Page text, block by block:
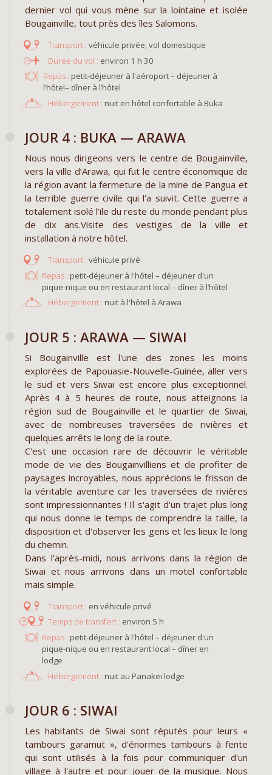
dernier vol qui vous mène sur la lointaine et isolée
Bougainville, tout près des îles Salomons.
véhicule privée, vol domestique
environ 1 h 30
Repas : petit-déjeuner à l'aéroport – déjeuner à
l’hôtel– dîner à l’hôtel
Hébergement : nuit en hôtel confortable à Buka
JOUR 4 : BUKA — ARAWA
Nous nous dirigeons vers le centre de Bougainville,
vers la ville d’Arawa, qui fut le centre économique de
la région avant la fermeture de la mine de Pangua et
la terrible guerre civile qui l’a suivit. Cette guerre a
totalement isolé l’ile du reste du monde pendant plus
de dix ans.Visite des vestiges de la ville et
installation à notre hôtel.
véhicule privé
Repas : petit-déjeuner à l'hôtel – déjeuner d'un
pique-nique ou en restaurant local – dîner à l’hôtel
Hébergement : nuit à l'hôtel à Arawa
​JOUR 5 : ARAWA — SIWAI
Si Bougainville est l'une des zones les moins
explorées de Papouasie-Nouvelle-Guinée, aller vers
le sud et vers Siwai est encore plus exceptionnel.
Après 4 à 5 heures de route, nous atteignons la
région sud de Bougainville et le quartier de Siwai,
avec de nombreuses traversées de rivières et
quelques arrêts le long de la route.
C'est une occasion rare de découvrir le véritable
mode de vie des Bougainvilliens et de profiter de
paysages incroyables, nous apprécions le frisson de
la véritable aventure car les traversées de rivières
sont impressionnantes ! Il s'agit d'un trajet plus long
qui nous donne le temps de comprendre la taille, la
disposition et d'observer les gens et les lieux le long
du chemin.
Dans l'après-midi, nous arrivons dans la région de
Siwai et nous arrivons dans un motel confortable
mais simple.
en véhicule privé
environ 5 h
Repas : petit-déjeuner à l'hôtel – déjeuner d'un
pique-nique ou en restaurant local – dîner en
lodge
Hébergement : nuit au Panakei lodge
JOUR 6 : SIWAI
Les habitants de Siwai sont réputés pour leurs «
tambours garamut », d'énormes tambours à fente
qui sont utilisés à la fois pour communiquer d'un
village à l'autre et pour jouer de la musique. Nous